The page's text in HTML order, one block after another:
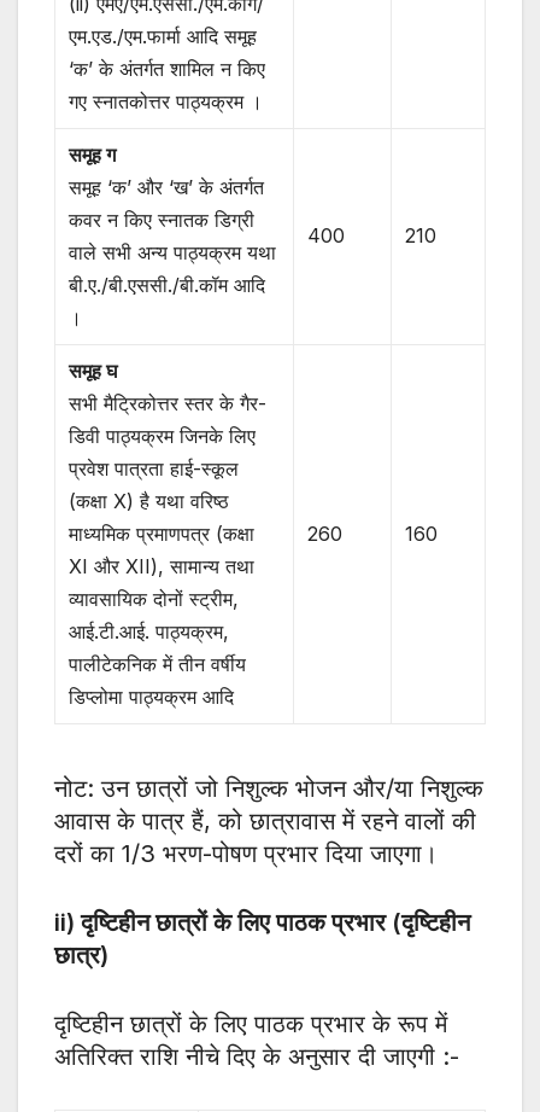
एम.एड./एम.फार्मा आदि समूह
‘क’ के अंतर्गत शामिल न किए
गए स्नातकोत्तर पाठ्यक्रम ।
समूह ग
समूह ‘क’ और ‘ख’ के अंतर्गत
कवर न किए स्नातक डिग्री
वाले सभी अन्य पाठ्यक्रम यथा
बी.ए./बी.एससी./बी.कॉम आदि
।
400 210
समूह घ
सभी मैट्रिकोत्तर स्तर के गैर-
डिवी पाठ्यक्रम जिनके लिए
प्रवेश पात्रता हाई-स्कूल
(कक्षा X) है यथा वरिष्ठ
माध्यमिक प्रमाणपत्र (कक्षा
XI और XII), सामान्य तथा
व्यावसायिक दोनों स्ट्रीम,
आई.टी.आई. पाठ्यक्रम,
पालीटेकनिक में तीन वर्षीय
डिप्लोमा पाठ्यक्रम आदि
260 160
नोट: उन छात्रों जो निशुल्क भोजन और/या निशुल्क
आवास के पात्र हैं, को छात्रावास में रहने वालों की
दरों का 1/3 भरण-पोषण प्रभार दिया जाएगा।
ii) दृष्टिहीन छात्रों के लिए पाठक प्रभार (दृष्टिहीन
छात्र)
दृष्टिहीन छात्रों के लिए पाठक प्रभार के रूप में
अतिरिक्त राशि नीचे दिए के अनुसार दी जाएगी :-